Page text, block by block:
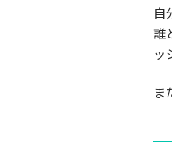
自
誰
ッ
ま